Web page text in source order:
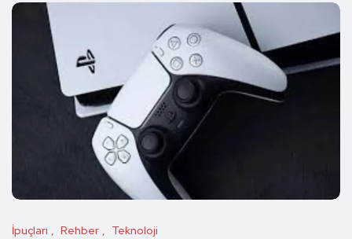
İpuçları Rehber Teknoloji